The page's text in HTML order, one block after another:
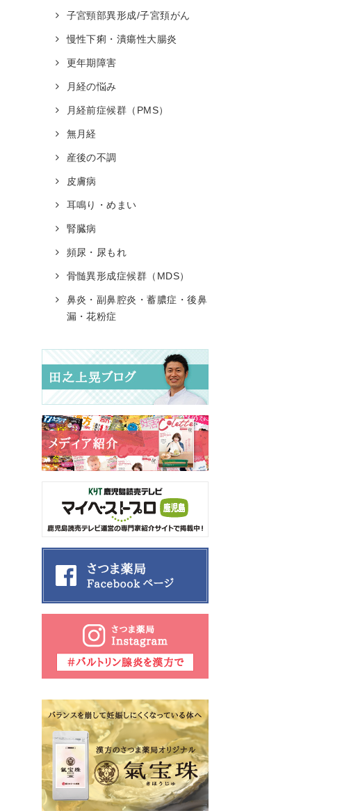
子宮頸部異形成/子宮頚がん
慢性下痢・潰瘍性大腸炎
更年期障害
月経の悩み
月経前症候群（PMS）
無月経
産後の不調
皮膚病
耳鳴り・めまい
腎臓病
頻尿・尿もれ
骨髄異形成症候群（MDS）
鼻炎・副鼻腔炎・蓄膿症・後鼻
漏・花粉症